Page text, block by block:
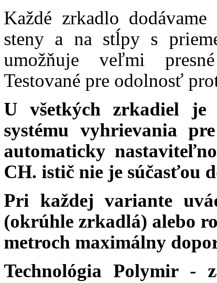
Každé zrkadlo
steny a na stĺpy s
umožňuje veľmi
Testované pre odolnosť
U všetkých zrkadiel je
systému vyhrievania
automaticky
CH. istič nie je súčasťou
Pri každej variante
(okrúhle zrkadlá) alebo
metroch maximálny
Technológia Polymir -